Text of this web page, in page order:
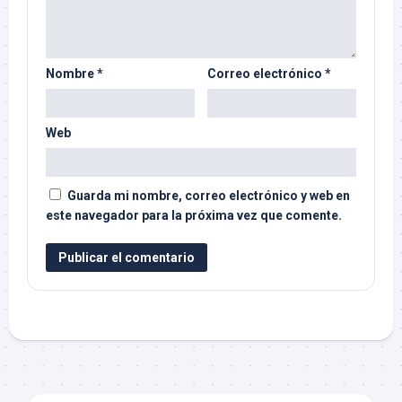
Nombre* Correo electrónico *
Web
Guarda mi nombre, correo electrónico y web en
este navegador para la próxima vez que comente.